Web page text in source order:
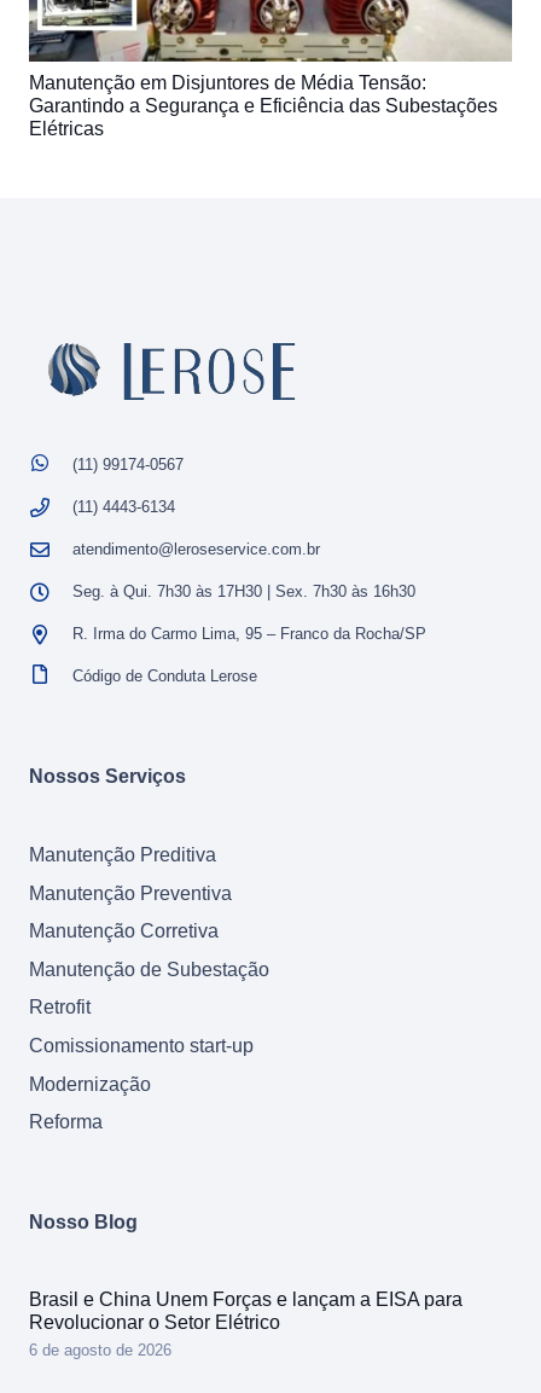
Manutenção em Disjuntores de Média Tensão:
Garantindo a Segurança e Eficiência das Subestações
Elétricas
(11) 99174-0567
(11) 4443-6134
atendimento@leroseservice.com.br
Seg. à Qui. 7h30 às 17H30 | Sex. 7h30 às 16h30
R. Irma do Carmo Lima, 95 – Franco da Rocha/SP
Código de Conduta Lerose
Nossos Serviços
Manutenção Preditiva
Manutenção Preventiva
Manutenção Corretiva
Manutenção de Subestação
Retrofit
Comissionamento start-up
Modernização
Reforma
Nosso Blog
Brasil e China Unem Forças e lançam a EISA para
Revolucionar o Setor Elétrico
6 de agosto de 2026